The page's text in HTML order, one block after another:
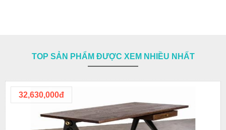
TOP SẢN PHẨM ĐƯỢC XEM NHIỀU NHẤT
32,630,000đ